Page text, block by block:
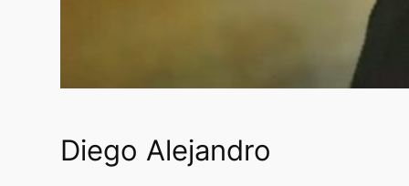
Diego Alejandro